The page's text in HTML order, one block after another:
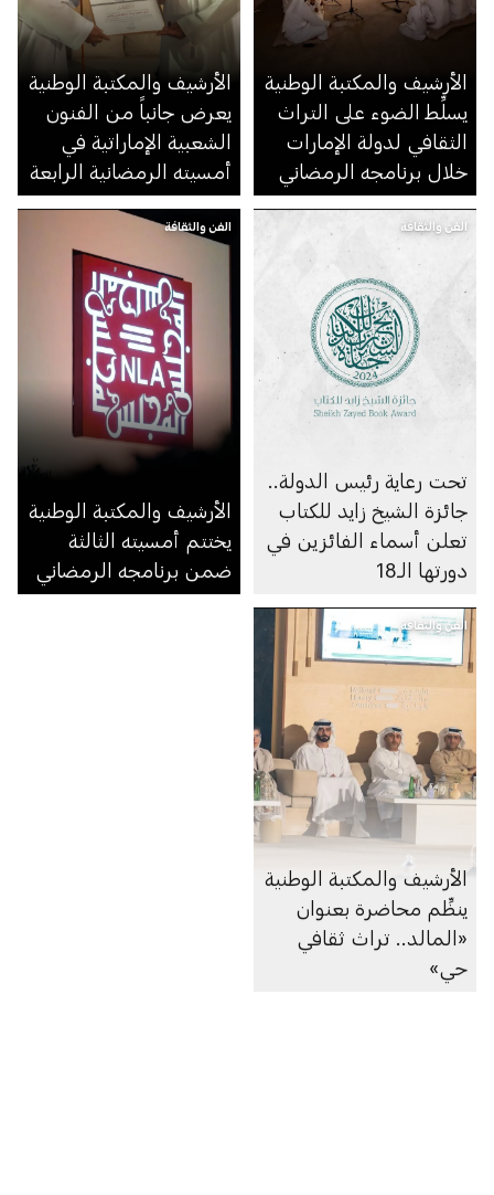
الأرشيف والمكتبة الوطنية
يسلِّط الضوء على التراث
الثقافي لدولة الإمارات
خلال برنامجه الرمضاني
الأرشيف والمكتبة الوطنية
يعرض جانباً من الفنون
الشعبية الإماراتية في
أمسيته الرمضانية الرابعة
الفن والثقافة
تحت رعاية رئيس الدولة..
جائزة الشيخ زايد للكتاب
تعلن أسماء الفائزين في
دورتها الـ18
الفن والثقافة
الأرشيف والمكتبة الوطنية
يختتم أمسيته الثالثة
ضمن برنامجه الرمضاني
الفن والثقافة
الأرشيف والمكتبة الوطنية
ينظِّم محاضرة بعنوان
«المالد.. تراث ثقافي
حي»